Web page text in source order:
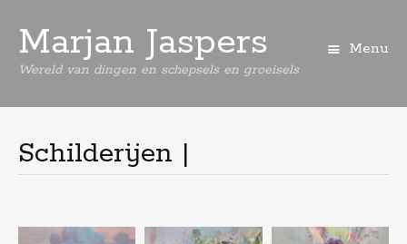
Marjan Jaspers
Wereld van dingen en schepsels en groeisels
Menu
inhoud
Schilderijen |